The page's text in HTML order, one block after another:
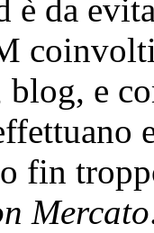
è da
e
fin
Mercato